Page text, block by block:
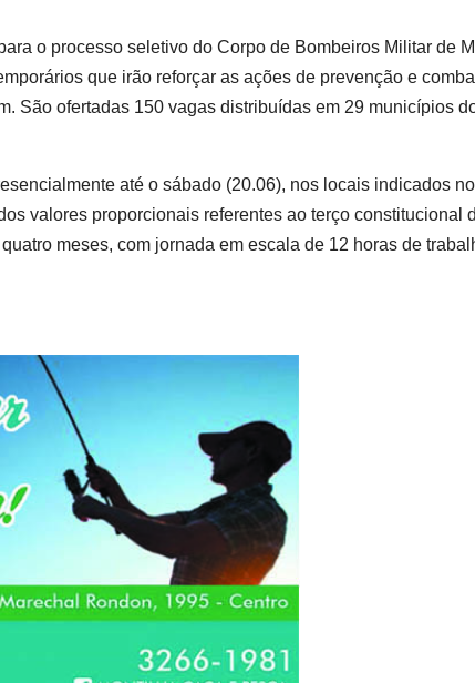
o processo seletivo do Corpo de Bombeiros Militar de
que irão reforçar as ações de prevenção e
São ofertadas 150 vagas distribuídas em 29 municípios
até o sábado (20.06), nos locais indicados no
valores proporcionais referentes ao terço constitucional
meses, com jornada em escala de 12 horas de